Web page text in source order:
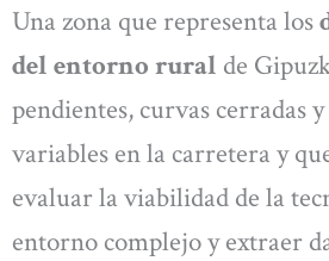
Una zona que representa los
del entorno rural de
pendientes, curvas cerradas
variables en la carretera y
evaluar la viabilidad de la
entorno complejo y extraer